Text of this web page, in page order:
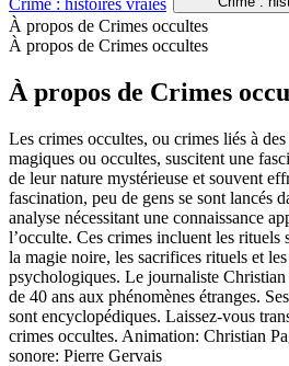
Crime : histoires vraies
À propos de Crimes occultes
À propos de Crimes occultes
À propos de Crimes
Les crimes occultes, ou crimes liés à
magiques ou occultes, suscitent une
de leur nature mystérieuse et souvent
fascination, peu de gens se sont lancés
analyse nécessitant une connaissance
l’occulte. Ces crimes incluent les rituels
la magie noire, les sacrifices rituels et
psychologiques. Le journaliste Christian
de 40 ans aux phénomènes étranges.
sont encyclopédiques. Laissez-vous
crimes occultes. Animation: Christian
sonore: Pierre Gervais